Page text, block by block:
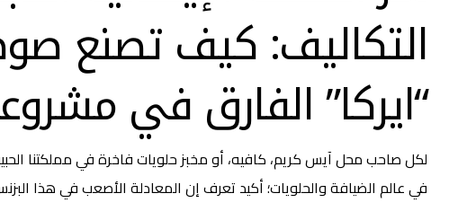
التكاليف: كيف تصنع
“ايركا” الفارق في
لكل صاحب محل آيس كريم، كافيه، أو مخبز حلويات فاخرة في مملكتنا
في عالم الضيافة والحلويات؛ أكيد تعرف إن المعادلة الأصعب في هذا